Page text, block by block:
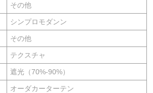
その他
シンプロモダンン
その他
テクスチャ
遮光（70%-90%）
オーダカーターテン